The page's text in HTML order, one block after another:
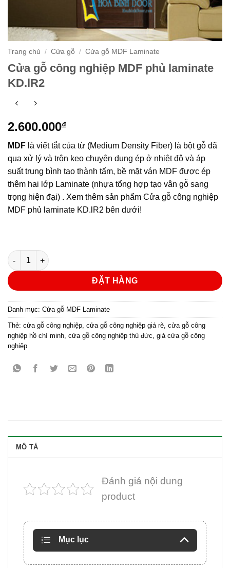
Trang chủ / Cửa gỗ / Cửa gỗ MDF Laminate
Cửa gỗ công nghiệp MDF phủ laminate
KD.lR2
2.600.000₫
MDF là viết tắt của từ (Medium Density Fiber) là bột gỗ đã
qua xử lý và trộn keo chuyên dụng ép ở nhiệt độ và áp
suất trung bình tạo thành tấm, bề mặt ván MDF được ép
thêm hai lớp Laminate (nhựa tổng hợp tạo vân gỗ sang
trọng hiện đại) . Xem thêm sản phẩm Cửa gỗ công nghiệp
MDF phủ laminate KD.lR2 bên dưới!
Cửa gỗ công nghiệp MDF phủ laminate KD.lR2 số lượng
ĐẶT HÀNG
Danh mục: Cửa gỗ MDF Laminate
Thẻ: cửa gỗ công nghiệp, cửa gỗ công nghiệp giá rẽ, cửa gỗ công
nghiệp hồ chí minh, cửa gỗ công nghiệp thủ đức, giá cửa gỗ công
nghiệp
MÔ TẢ
Đánh giá nội dung
product
Mục lục